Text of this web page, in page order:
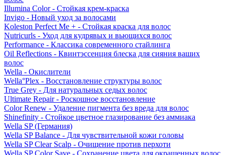
Illumina Color - Стойкая крем-краска
Invigo - Новый уход за волосами
Koleston Perfect Me + - Стойкая краска для волос
Nutricurls - Уход для кудрявых и вьющихся волос
Performance - Классика современного стайлинга
Oil Reflections - Квинтэссенция блеска для сияния ваших
волос
Wella - Окислители
Wella°Plex - Восстановление структуры волос
True Grey - Для натуральных седых волос
Ultimate Repair - Роскошное восстановление
Color Renew - Удаление пигмента без вреда для волос
Shinefinity - Стойкое цветное глазирование без аммиака
Wella SP (Германия)
Wella SP Balance - Для чувствительной кожи головы
Wella SP Clear Scalp - Очищение против перхоти
Wella SP Color Save - Сохранение цвета для окрашенных волос